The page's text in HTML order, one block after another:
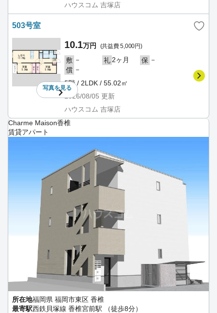
ハウスコム 吉塚店
503号室
写真を見る
10.1万円 (共益費 5,000円)
敷 － 礼 2ヶ月 保 －
償 －
5階 / 2LDK / 55.02㎡
2026/08/05 更新
ハウスコム 吉塚店
Charme Maison香椎
賃貸アパート
所在地福岡県 福岡市東区 香椎
最寄駅西鉄貝塚線 香椎宮前駅 （徒歩8分）